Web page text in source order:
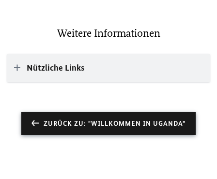
Weitere Informationen
Nützliche Links
ZURÜCK ZU: "WILLKOMMEN IN UGANDA"